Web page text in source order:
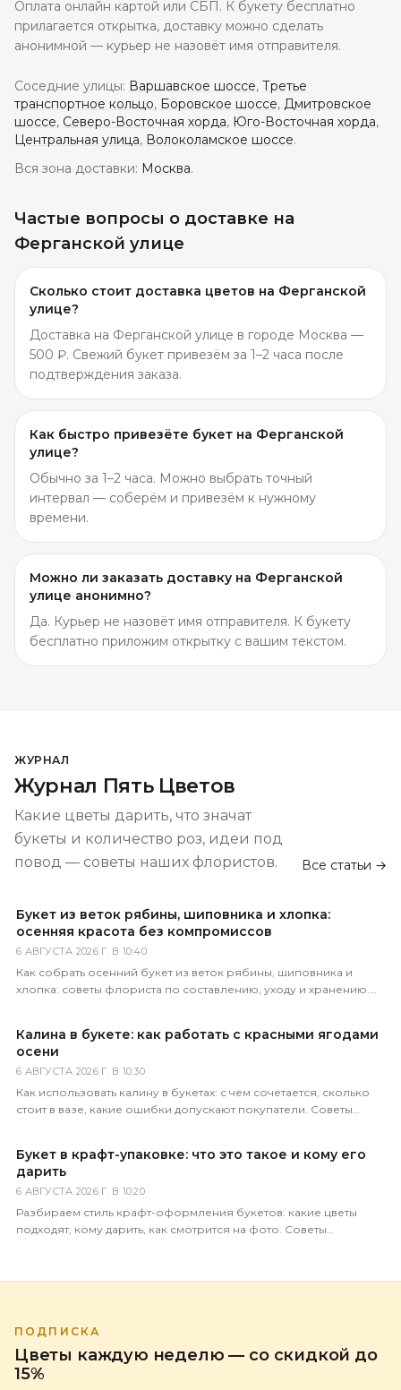
Оплата онлайн картой или СБП. К букету бесплатно
прилагается открытка, доставку можно сделать
анонимной — курьер не назовёт имя отправителя.
Соседние улицы: Варшавское шоссе, Третье
транспортное кольцо, Боровское шоссе, Дмитровское
шоссе, Северо-Восточная хорда, Юго-Восточная хорда,
Центральная улица, Волоколамское шоссе.
Вся зона доставки: Москва.
Частые вопросы о доставке на
Ферганской улице
Сколько стоит доставка цветов на Ферганской
улице?
Доставка на Ферганской улице в городе Москва —
500 ₽. Свежий букет привезём за 1–2 часа после
подтверждения заказа.
Как быстро привезёте букет на Ферганской
улице?
Обычно за 1–2 часа. Можно выбрать точный
интервал — соберём и привезём к нужному
времени.
Можно ли заказать доставку на Ферганской
улице анонимно?
Да. Курьер не назовёт имя отправителя. К букету
бесплатно приложим открытку с вашим текстом.
ЖУРНАЛ
Журнал Пять Цветов
Какие цветы дарить, что значат
букеты и количество роз, идеи под
повод — советы наших флористов.
Все статьи →
Букет из веток рябины, шиповника и хлопка:
осенняя красота без компромиссов
6 АВГУСТА 2026 Г. В 10:40
Как собрать осенний букет из веток рябины, шиповника и
хлопка: советы флориста по составлению, уходу и хранению.
Калина в букете: как работать с красными ягодами
осени
6 АВГУСТА 2026 Г. В 10:30
Как использовать калину в букетах: с чем сочетается, сколько
стоит в вазе, какие ошибки допускают покупатели. Советы
Букет в крафт-упаковке: что это такое и кому его
дарить
6 АВГУСТА 2026 Г. В 10:20
Разбираем стиль крафт-оформления букетов: какие цветы
подходят, кому дарить, как смотрится на фото. Советы
ПОДПИСКА
Цветы каждую неделю — со скидкой до
15%